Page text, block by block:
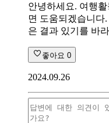
안녕하세요. 여행
면 도움되겠습니다
은 결과 있기를 바
좋아요 0
2024.09.26